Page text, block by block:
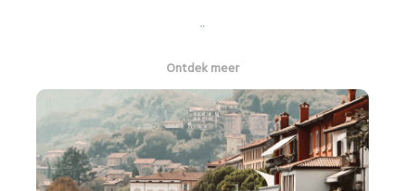
..
Ontdek meer